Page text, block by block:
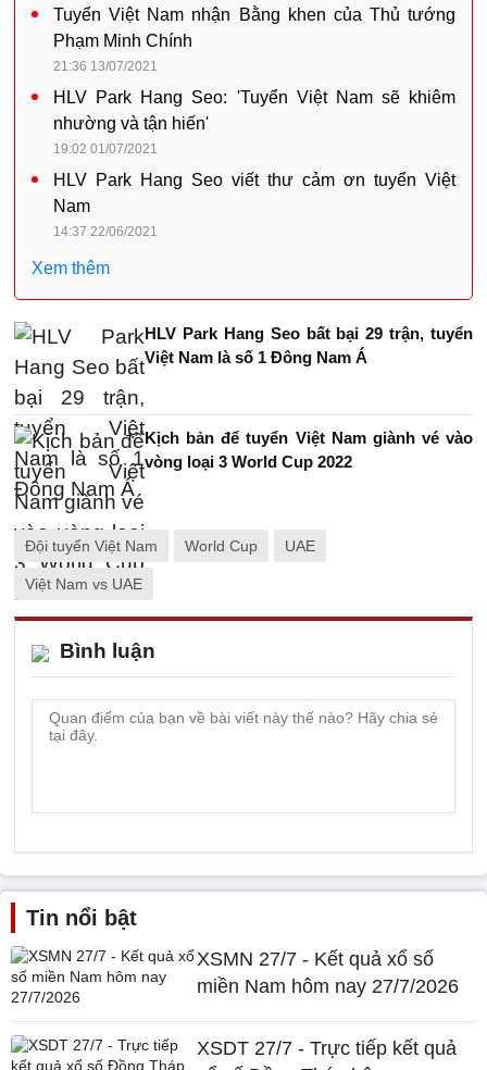
Tuyển Việt Nam nhận Bằng khen của Thủ tướng
Phạm Minh Chính
21:36 13/07/2021
HLV Park Hang Seo: 'Tuyển Việt Nam sẽ khiêm
nhường và tận hiến'
19:02 01/07/2021
HLV Park Hang Seo viết thư cảm ơn tuyển Việt
Nam
14:37 22/06/2021
Xem thêm
HLV Park Hang Seo bất bại 29 trận, tuyển
Việt Nam là số 1 Đông Nam Á
Kịch bản để tuyển Việt Nam giành vé vào
vòng loại 3 World Cup 2022
Đội tuyển Việt Nam World Cup UAE
Việt Nam vs UAE
Bình luận
Tin nổi bật
XSMN 27/7 - Kết quả xổ số
miền Nam hôm nay 27/7/2026
XSDT 27/7 - Trực tiếp kết quả